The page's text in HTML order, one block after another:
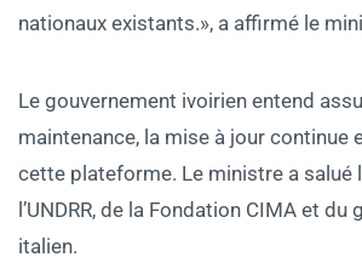
nationaux existants.», a affirmé le
Le gouvernement ivoirien entend
maintenance, la mise à jour continue
cette plateforme. Le ministre a salué
l’UNDRR, de la Fondation CIMA et du
italien.